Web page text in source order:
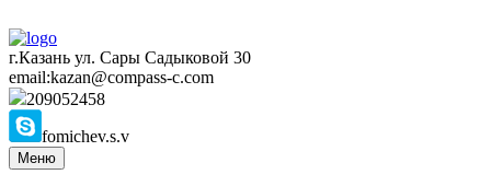
г.Казань ул. Сары Садыковой 30
email:kazan@compass-c.com
209052458
fomichev.s.v
Меню